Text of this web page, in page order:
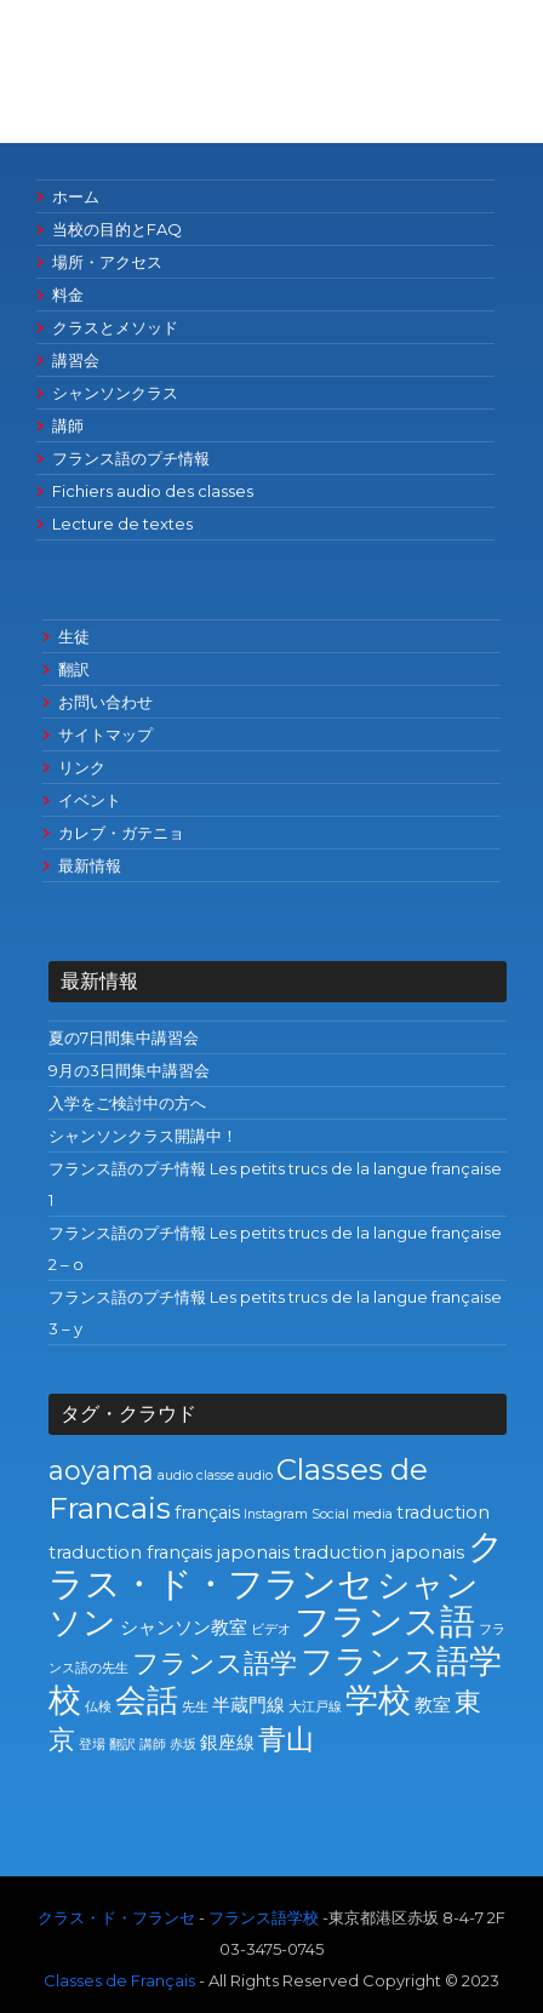
ホーム
当校の目的とFAQ
場所・アクセス
料金
クラスとメソッド
講習会
シャンソンクラス
講師
フランス語のプチ情報
Fichiers audio des classes
Lecture de textes
生徒
翻訳
お問い合わせ
サイトマップ
リンク
イベント
カレブ・ガテニョ
最新情報
最新情報
夏の7日間集中講習会
9月の3日間集中講習会
入学をご検討中の方へ
シャンソンクラス開講中！
フランス語のプチ情報 Les petits trucs de la langue française
1
フランス語のプチ情報 Les petits trucs de la langue française
2 – o
フランス語のプチ情報 Les petits trucs de la langue française
3 – y
タグ・クラウド
aoyama audio classe audio Classes de
Francais français Instagram Social media traduction
traduction français japonaistraduction japonais ク
ラス・ド・フランセ シャン
ソン シャンソン教室 ビデオ フランス語 フラ
ンス語の先生 フランス語学 フランス語学
校 仏検 会話 先生 半蔵門線 大江戸線 学校 教室 東
京 登場 翻訳 講師 赤坂 銀座線 青山
クラス・ド・フランセ - フランス語学校 -東京都港区赤坂 8-4-7 2F
03-3475-0745
Classes de Français- All Rights Reserved Copyright © 2023